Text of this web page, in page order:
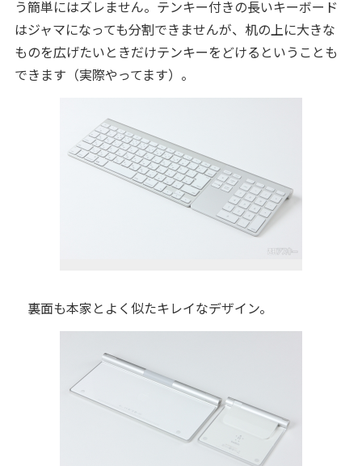
う簡単にはズレません。テンキー付きの長いキーボード
はジャマになっても分割できませんが、机の上に大きな
ものを広げたいときだけテンキーをどけるということも
できます（実際やってます）。
裏面も本家とよく似たキレイなデザイン。